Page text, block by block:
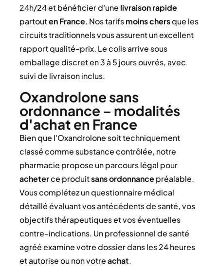
24h/24 et bénéficier d'une livraison rapide
partouten France. Nos tarifsmoins chersque les
circuits traditionnels vous assurent un excellent
rapport qualité-prix. Le colis arrive sous
emballage discret en 3 à 5 jours ouvrés, avec
suivi de livraison inclus.
Oxandrolone sans
ordonnance – modalités
d'achat en France
Bien que l'Oxandrolone soit techniquement
classé comme substance contrôlée, notre
pharmacie propose un parcours légal pour
acheterce produitsans ordonnancepréalable.
Vous complétez un questionnaire médical
détaillé évaluant vos antécédents de santé, vos
objectifs thérapeutiques et vos éventuelles
contre-indications. Un professionnel de santé
agréé examine votre dossier dans les 24 heures
et autorise ou non votreachat.